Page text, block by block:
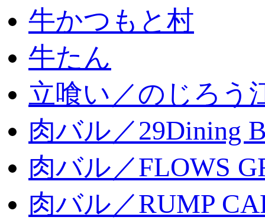
牛かつもと村
牛たん
立喰い／のじろう
肉バル／29Dining
肉バル／FLOWS
肉バル／RUMP